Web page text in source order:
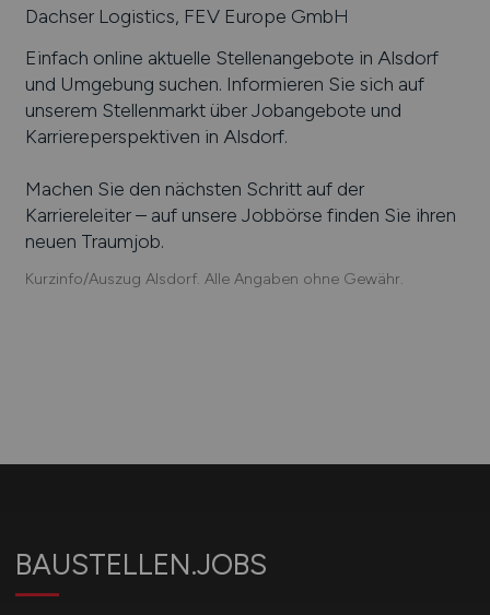
Dachser Logistics, FEV Europe GmbH
Einfach online aktuelle Stellenangebote in Alsdorf
und Umgebung suchen. Informieren Sie sich auf
unserem Stellenmarkt über Jobangebote und
Karriereperspektiven in Alsdorf.
Machen Sie den nächsten Schritt auf der
Karriereleiter – auf unsere Jobbörse finden Sie ihren
neuen Traumjob.
Kurzinfo/Auszug Alsdorf. Alle Angaben ohne Gewähr.
BAUSTELLEN.JOBS